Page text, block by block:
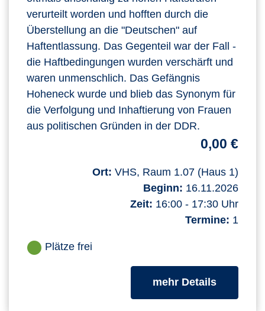
verurteilt worden und hofften durch die
Überstellung an die "Deutschen" auf
Haftentlassung. Das Gegenteil war der Fall -
die Haftbedingungen wurden verschärft und
waren unmenschlich. Das Gefängnis
Hoheneck wurde und blieb das Synonym für
die Verfolgung und Inhaftierung von Frauen
aus politischen Gründen in der DDR.
0,00 €
Ort: VHS, Raum 1.07 (Haus 1)
Beginn: 16.11.2026
Zeit: 16:00 - 17:30 Uhr
Termine: 1
Plätze frei
mehr Detailszum